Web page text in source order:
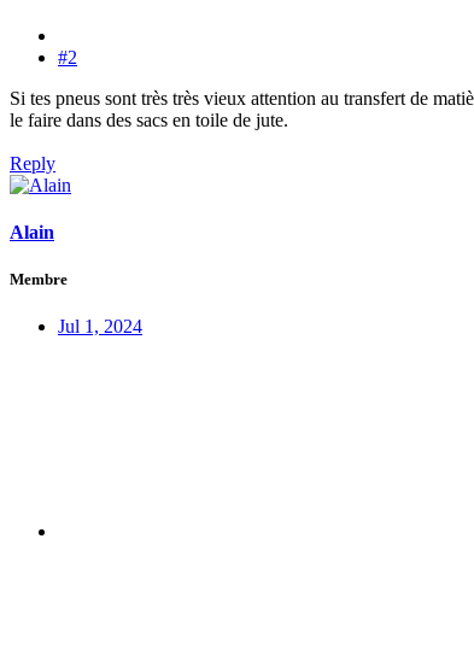
#2
Si tes pneus sont très très vieux attention au transfert de
le faire dans des sacs en toile de jute.
Reply
Alain
Membre
Jul 1, 2024